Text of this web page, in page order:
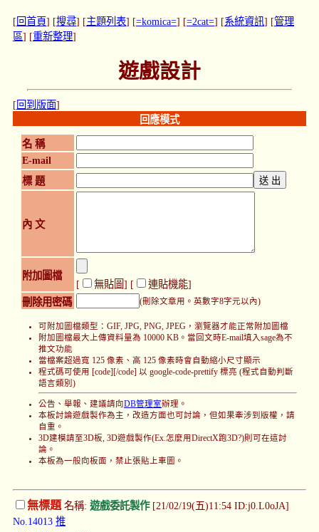
[ 回首頁] [搜尋] [主題列表] [=komica=] [=2cat=] [系統資訊] [管理
區] [重新整理]
遊戲設計
[ 回到版面]
回應模式
名 稱
E-mail
標 題
內 文
附加圖檔
[ 無貼圖] [ 連貼機能]
刪除用密碼
(刪除文章用。英數字8字元以內)
可附加圖檔類型：GIF, JPG, PNG, JPEG，瀏覽器才能正常附加圖檔
附加圖檔最大上傳資料量為 10000 KB。當回文時E-mail填入sage為不
推文功能
當檔案超過寬 125 像素、高 125 像素時會自動縮小尺寸顯示
程式碼可使用 [code][/code] 以 google-code-prettify 標亮 (程式自動判斷
語言類別)
公告、舉報、建議請向 DB管理室辦理。
本板討論遊戲製作為主，改造方面也可討論，但如果牽涉到版權，請
自重。
3D建模請至3D板, 3D遊戲製作(Ex.怎麼用DirectX跑3D?)則可在這討
論。
本板為一般向板面，禁止張貼上車圖。
無標題名稱: 遊戲委託製作[21/02/19(五)11:54 ID:j0.L0oJA]
No.14013 推